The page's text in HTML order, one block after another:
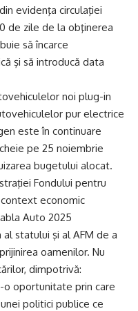
evidenţa circulaţiei
de zile de la obţinerea
să încarce
şi să introducă data
noi plug-in
pur electrice
este în continuare
pe 25 noiembrie
bugetului alocat.
Fondului pentru
context economic
Auto 2025
statului şi al AFM de a
oamenilor. Nu
dimpotrivă:
oportunitate prin care
politici publice ce